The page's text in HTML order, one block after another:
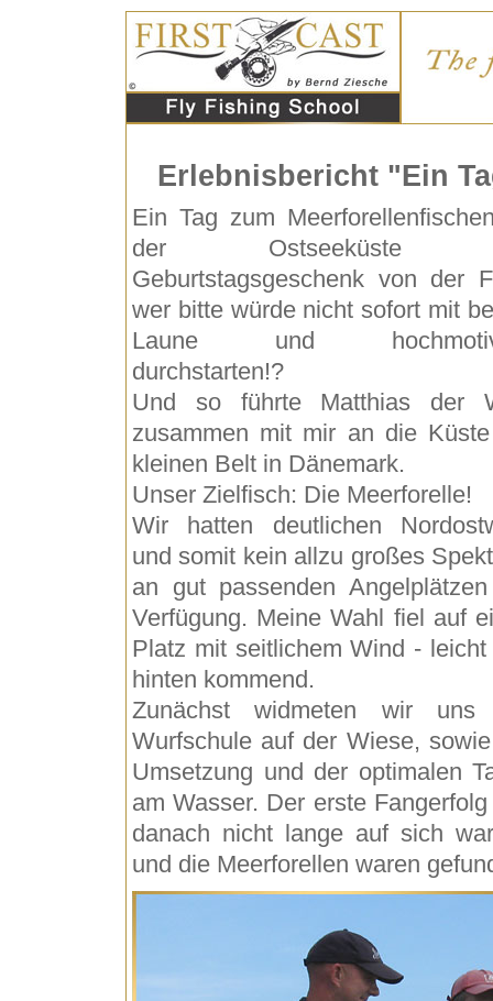
Erlebnisbericht "Ein
Ein Tag zum
der Ostseeküste
Geburtstagsgeschenk von der
wer bitte würde nicht sofort mit
Laune und
durchstarten!?
Und so führte Matthias der
zusammen mit mir an die
kleinen Belt in Dänemark.
Unser Zielfisch: Die Meerforelle!
Wir hatten deutlichen
und somit kein allzu großes
an gut passenden
Verfügung. Meine Wahl fiel auf
Platz mit seitlichem Wind - leicht
hinten kommend.
Zunächst widmeten wir uns
Wurfschule auf der Wiese,
Umsetzung und der optimalen
am Wasser. Der erste
danach nicht lange auf sich
und die Meerforellen waren